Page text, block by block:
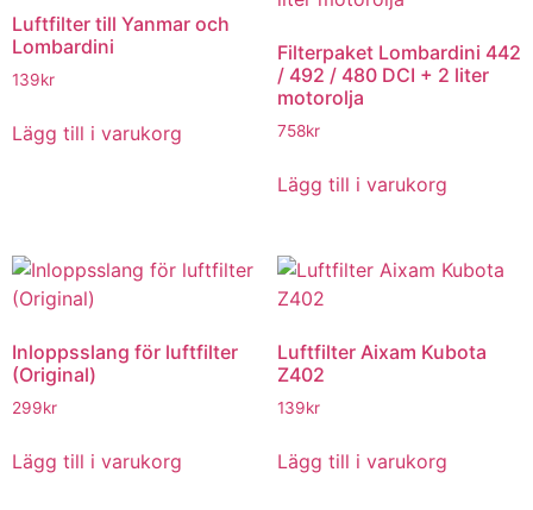
Luftfilter till Yanmar och
Lombardini
139kr
Lägg till i varukorg
Filterpaket Lombardini 442
/ 492 / 480 DCI + 2 liter
motorolja
758kr
Lägg till i varukorg
Inloppsslang för luftfilter
(Original)
299kr
Lägg till i varukorg
Luftfilter Aixam Kubota
Z402
139kr
Lägg till i varukorg